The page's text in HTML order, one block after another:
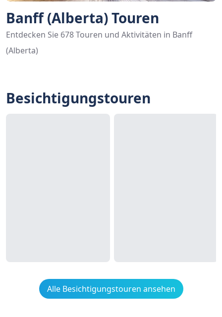
Banff (Alberta) Touren
Entdecken Sie 678 Touren und Aktivitäten in Banff
(Alberta)
Besichtigungstouren
Alle Besichtigungstouren ansehen